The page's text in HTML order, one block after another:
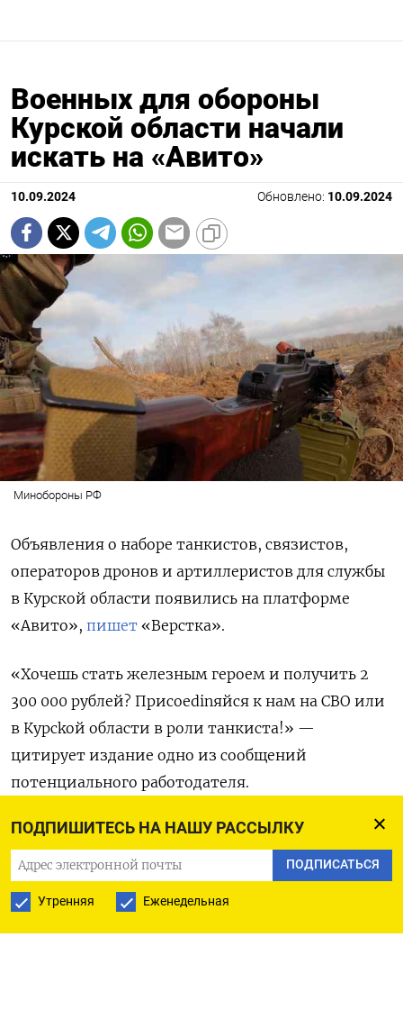
ПОДПИШИТЕСЬ НА НАШУ РАССЫЛКУ
ПОДПИСАТЬСЯ
Утренняя Еженедельная
Военных для обороны
Курской области начали
искать на «Авито»
10.09.2024 Обновлено: 10.09.2024
Минобороны РФ
Объявления о наборе танкистов, связистов,
операторов дронов и артиллеристов для службы
в Курской области появились на платформе
«Авито», пишет «Верстка».
«Хочешь стать железным героем и получить 2
300 000 рублей? Приcoedinяйся к нам на CBO или
в Курсkой области в роли танкиста!» —
цитирует издание одно из сообщений
потенциального работодателя.
Первые объявления о поиске военных появились
в аккаунте «ZOV Родины» в конце августа.
Работадатель искал связистов и танкистов,
адреса, указанные в объявлениях, совпадают
с адресами военкоматов в Москве, Санкт-